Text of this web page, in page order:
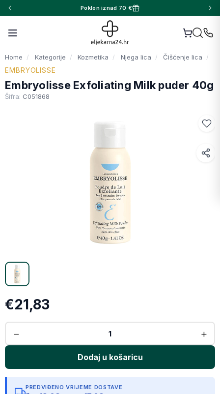
Poklon iznad 70 €
Home Kategorije Kozmetika Njega lica Čišćenje lica
EMBRYOLISSE
Embryolisse Exfoliating Milk puder 40g
Šifra: C051868
WhatsApp
X (Twitter)
Kopiraj link
€21,83
PREDVIĐENO VRIJEME DOSTAVE